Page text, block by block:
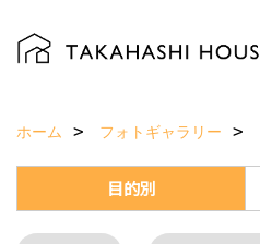
ホーム フォトギャラリー
目的別